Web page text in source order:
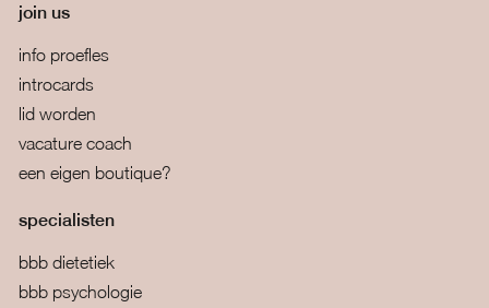
join us
info proefles
introcards
lid worden
vacature coach
een eigen boutique?
specialisten
bbb dietetiek
bbb psychologie